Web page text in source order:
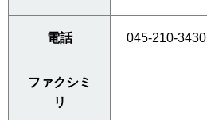
電話 045-210-3430
ファクシミ
リ